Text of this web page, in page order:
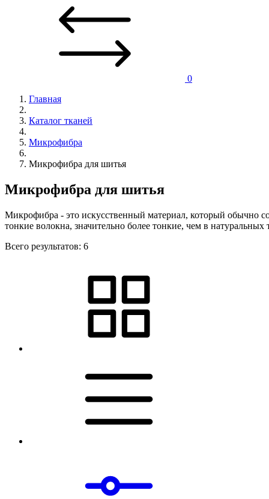
0
Главная
Каталог тканей
Микрофибра
Микрофибра для шитья
Микрофибра для шитья
Микрофибра - это искусственный материал, который обычно
тонкие волокна, значительно более тонкие, чем в натуральных
Всего результатов: 6